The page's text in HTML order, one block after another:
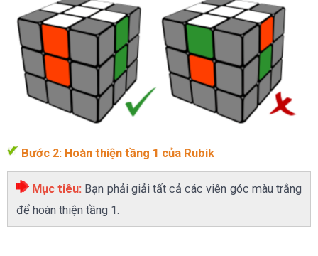
Bước 2: Hoàn thiện tầng 1 của Rubik
Mục tiêu: Bạn phải giải tất cả các viên góc màu trắng
để hoàn thiện tầng 1.